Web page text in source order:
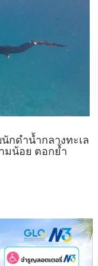
กดำน้ำกลางทะเล
มน้อย ตอกย้ำ